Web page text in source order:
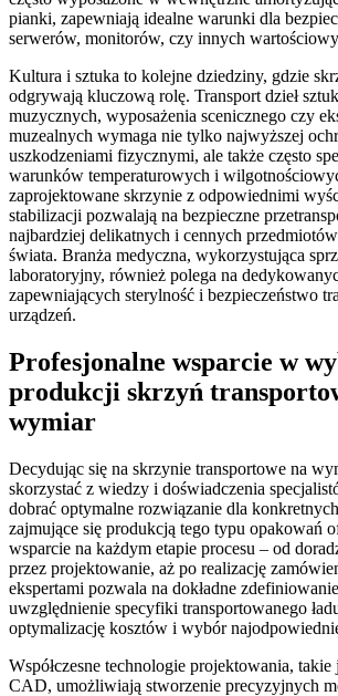
pianki, zapewniają idealne warunki dla
serwerów, monitorów, czy innych
Kultura i sztuka to kolejne dziedziny, gdzie
odgrywają kluczową rolę. Transport dzieł
muzycznych, wyposażenia scenicznego czy
muzealnych wymaga nie tylko najwyższej
uszkodzeniami fizycznymi, ale także często
warunków temperaturowych i
zaprojektowane skrzynie z odpowiednimi
stabilizacji pozwalają na bezpieczne
najbardziej delikatnych i cennych
świata. Branża medyczna, wykorzystująca
laboratoryjny, również polega na
zapewniających sterylność i bezpieczeństwo
urządzeń.
Profesjonalne wsparcie w
produkcji skrzyń
wymiar
Decydując się na skrzynie transportowe na
skorzystać z wiedzy i doświadczenia
dobrać optymalne rozwiązanie dla
zajmujące się produkcją tego typu opakowań
wsparcie na każdym etapie procesu – od
przez projektowanie, aż po realizację
ekspertami pozwala na dokładne
uwzględnienie specyfiki transportowanego
optymalizację kosztów i wybór
Współczesne technologie projektowania,
CAD, umożliwiają stworzenie precyzyjnych